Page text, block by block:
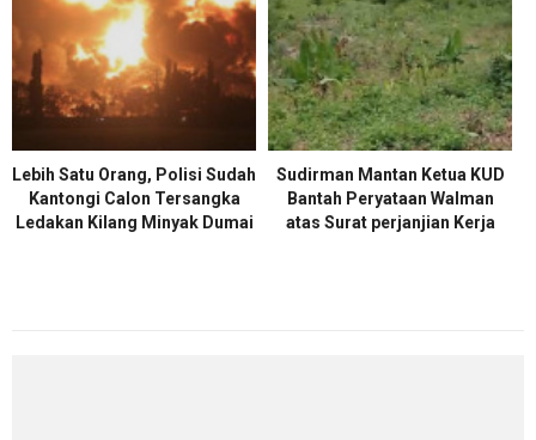
Lebih Satu Orang, Polisi Sudah
Kantongi Calon Tersangka
Ledakan Kilang Minyak Dumai
Sudirman Mantan Ketua KUD
Bantah Peryataan Walman
atas Surat perjanjian Kerja